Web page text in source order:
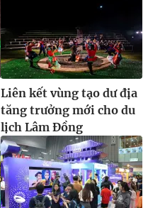
Liên kết vùng tạo dư địa
tăng trưởng mới cho du
lịch Lâm Đồng